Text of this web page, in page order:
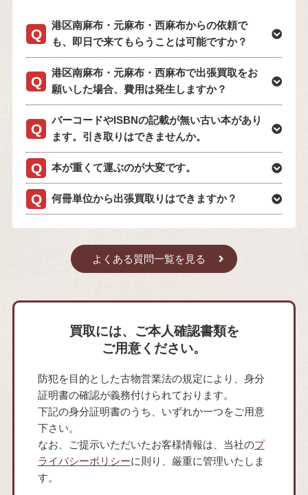
港区南麻布・元麻布・西麻布からの依頼で
も、即日で来てもらうことは可能ですか？
港区南麻布・元麻布・西麻布で出張買取をお
願いした場合、費用は発生しますか？
バーコードやISBNの記載が無い古い本があり
ます。引き取りはできませんか。
本が重くて運ぶのが大変です。
何冊単位から出張買取りはできますか？
よくある質問一覧を見る
買取には、ご本人確認書類を
ご用意ください。
防犯を目的とした古物営業法の規定により、身分
証明書の確認が義務付けられております。
下記の身分証明書のうち、いずれか一つをご用意
下さい。
なお、ご提示いただいたお客様情報は、当社のプ
ライバシーポリシーに則り、厳重に管理いたしま
す。